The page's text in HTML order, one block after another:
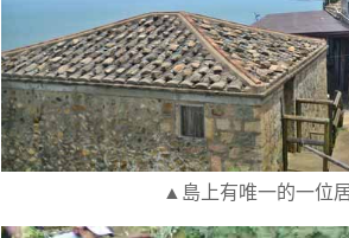
▲島上有唯一的一位居